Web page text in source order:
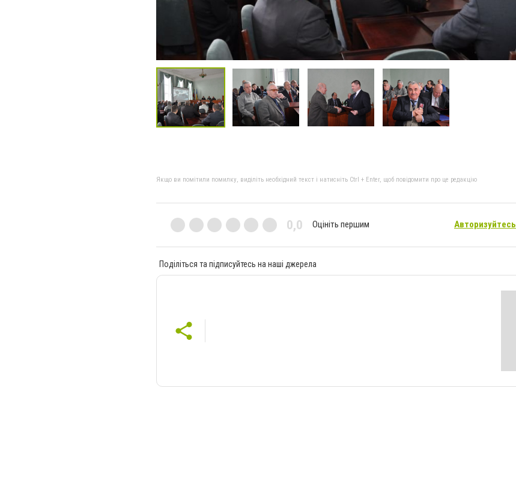
Якщо ви помітили помилку, виділіть необхідний текст і натисніть Ctrl + Enter, щоб повідомити про це редакцію
0,0 Оцініть першим Авторизуйтесь
Поділіться та підписуйтесь на наші джерела